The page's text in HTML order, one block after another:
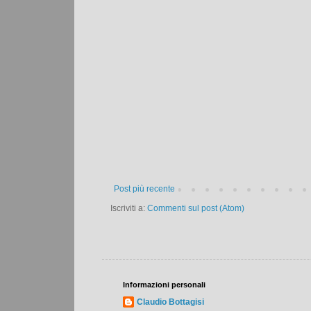
Post più recente
Iscriviti a: Commenti sul post (Atom)
Informazioni personali
Claudio Bottagisi